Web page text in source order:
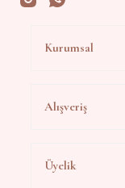
Kurumsal
Alışveriş
Üyelik